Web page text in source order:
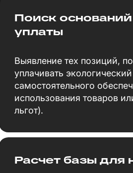
Поиск
уплаты
Выявление тех позиций,
уплачивать
самостоятельного
использования товаров
льгот).
Расчет базы для